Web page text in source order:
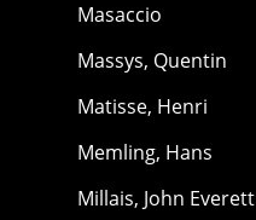
Masaccio
Massys, Quentin
Matisse, Henri
Memling, Hans
Millais, John Everett